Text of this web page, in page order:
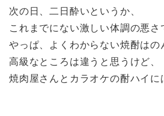
次の日、二日酔いというか、
これまでにない激しい体調の悪さ
やっぱ、よくわからない焼酎はの
高級なところは違うと思うけど、
焼肉屋さんとカラオケの酎ハイに